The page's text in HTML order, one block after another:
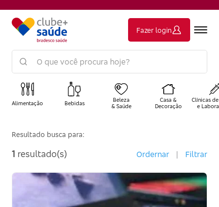
Fazer login
Alimentação Bebidas
Beleza
& Saúde
Casa &
Decoração
Clínicas
e
Resultado busca para:
1 resultado(s) Ordernar | Filtrar